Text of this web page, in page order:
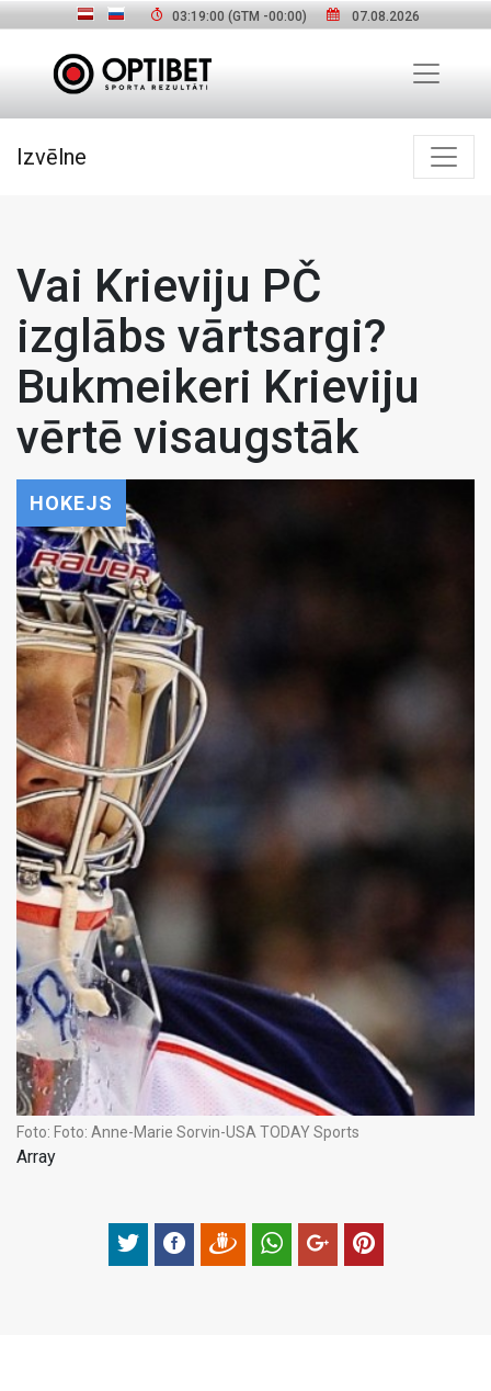
03:19:01(GTM -00:00) 07.08.2026
Izvēlne
Vai Krieviju PČ
izglābs vārtsargi?
Bukmeikeri Krieviju
vērtē visaugstāk
HOKEJS
Foto: Foto: Anne-Marie Sorvin-USA TODAY Sports
Array